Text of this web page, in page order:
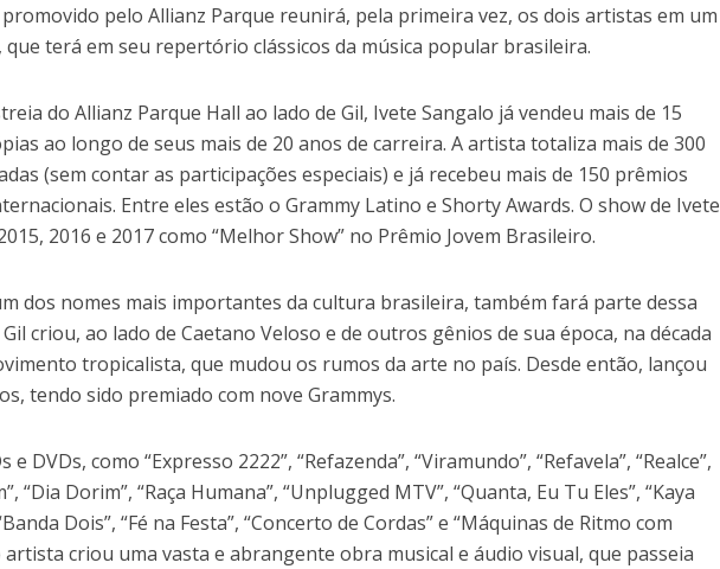
pelo Allianz Parque reunirá, pela primeira vez, os dois artistas em um
que terá em seu repertório clássicos da música popular brasileira.
do Allianz Parque Hall ao lado de Gil, Ivete Sangalo já vendeu mais de 15
ao longo de seus mais de 20 anos de carreira. A artista totaliza mais de 300
(sem contar as participações especiais) e já recebeu mais de 150 prêmios
Entre eles estão o Grammy Latino e Shorty Awards. O show de Ivete
2016 e 2017 como “Melhor Show” no Prêmio Jovem Brasileiro.
dos nomes mais importantes da cultura brasileira, também fará parte dessa
criou, ao lado de Caetano Veloso e de outros gênios de sua época, na década
tropicalista, que mudou os rumos da arte no país. Desde então, lançou
tendo sido premiado com nove Grammys.
e DVDs, como “Expresso 2222”, “Refazenda”, “Viramundo”, “Refavela”, “Realce”,
“Dia Dorim”, “Raça Humana”, “Unplugged MTV”, “Quanta, Eu Tu Eles”, “Kaya
Dois”, “Fé na Festa”, “Concerto de Cordas” e “Máquinas de Ritmo com
artista criou uma vasta e abrangente obra musical e áudio visual, que passeia